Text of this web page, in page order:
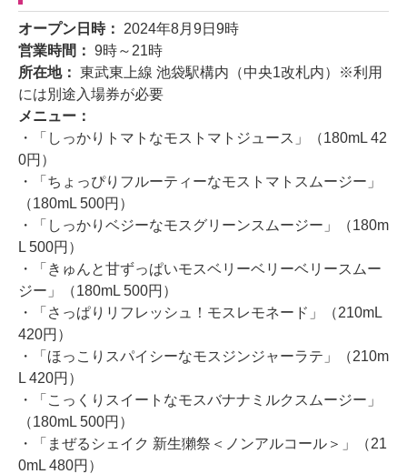
オープン日時： 2024年8月9日9時
営業時間： 9時～21時
所在地： 東武東上線 池袋駅構内（中央1改札内）※利用
には別途入場券が必要
メニュー：
・「しっかりトマトなモストマトジュース」（180mL 42
0円）
・「ちょっぴりフルーティーなモストマトスムージー」
（180mL 500円）
・「しっかりベジーなモスグリーンスムージー」（180m
L 500円）
・「きゅんと甘ずっぱいモスベリーベリーベリースムー
ジー」（180mL 500円）
・「さっぱりリフレッシュ！モスレモネード」（210mL
420円）
・「ほっこりスパイシーなモスジンジャーラテ」（210m
L 420円）
・「こっくりスイートなモスバナナミルクスムージー」
（180mL 500円）
・「まぜるシェイク 新生獺祭＜ノンアルコール＞」（21
0mL 480円）